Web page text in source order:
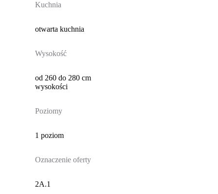
Kuchnia
otwarta kuchnia
Wysokość
od 260 do 280 cm
wysokości
Poziomy
1 poziom
Oznaczenie oferty
2A.1